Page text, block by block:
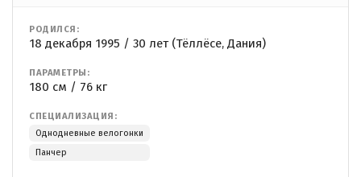
РОДИЛСЯ:
18 декабря 1995 / 30 лет (Тёллёсе, Дания)
ПАРАМЕТРЫ:
180 см / 76 кг
СПЕЦИАЛИЗАЦИЯ:
Однодневные велогонки
Панчер